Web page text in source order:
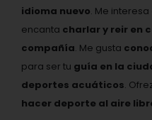
idioma nuevo. Me interesa
encanta charlar y reir en
compañía. Me gusta
para ser tu guía en la
deportes acuáticos.
hacer deporte al aire